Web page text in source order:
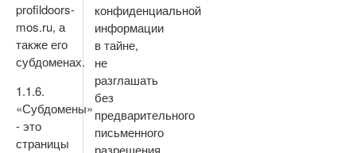
profildoors-
mos.ru, а
также его
субдоменах.
1.1.6.
«Субдомены»
- это
страницы
конфиденциальной
информации
в тайне,
не
разглашать
без
предварительного
письменного
разрешения